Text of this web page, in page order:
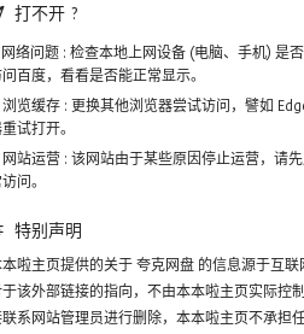
打不开 ?
网络问题 : 检查本地上网设备 (电脑、手机) 是
百度，看看是否能正常显示。
浏览缓存 : 更换其他浏览器尝试访问，譬如
试打开。
网站运营 : 该网站由于某些原因停止运营，请
问。
特别声明
啦主页提供的关于夸克网盘的信息源于互联
该外部链接的指向，不由本本啦主页实际控
系网站管理员进行删除，本本啦主页不承担